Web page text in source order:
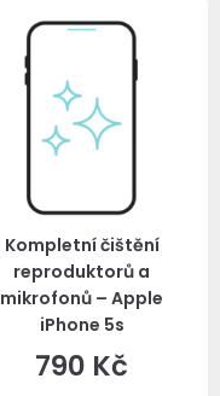
Kompletní čištění
reproduktorů a
mikrofonů – Apple
iPhone 5s
790 Kč